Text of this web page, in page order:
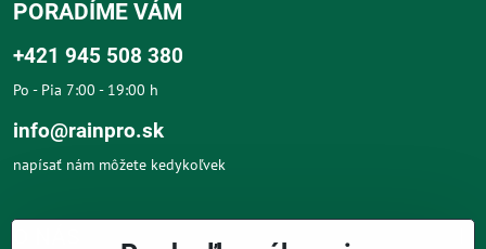
PORADÍME VÁM
+421 945 508 380
Po - Pia 7:00 - 19:00 h
info@rainpro.sk
napísať nám môžete kedykoľvek